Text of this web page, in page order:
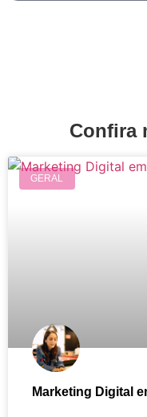
Confira
GERAL
Marketing Digital